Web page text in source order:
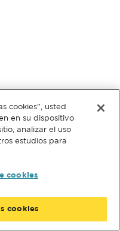
cookies”, usted
en su dispositivo
analizar el uso
estudios para
cookies
cookies